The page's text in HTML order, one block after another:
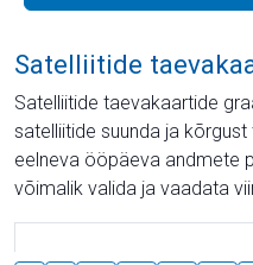
Satelliitide
Satelliitide taevakaartide
satelliitide suunda ja
eelneva ööpäeva andmete
võimalik valida ja vaadata